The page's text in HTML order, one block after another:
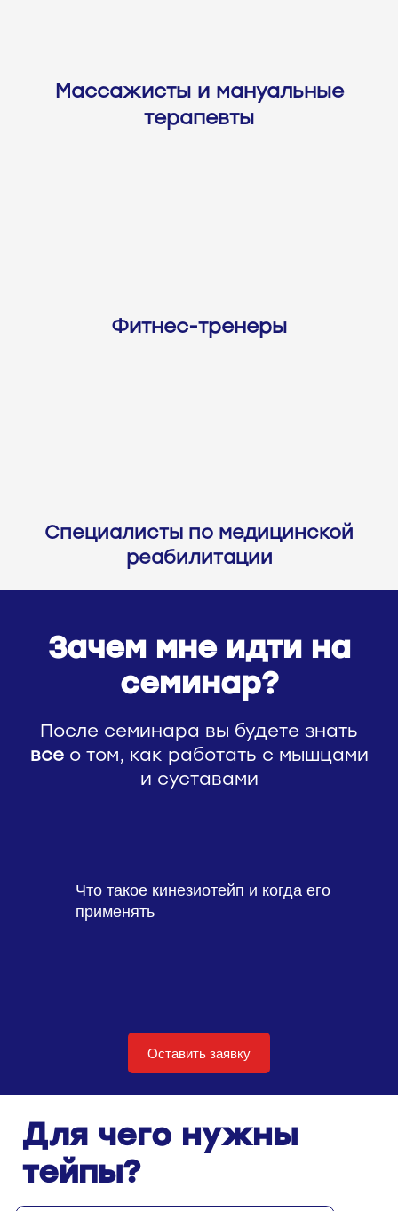
Массажисты и мануальные
терапевты
Фитнес-тренеры
Специалисты по медицинской
реабилитации
Зачем мне идти на
семинар?
После семинара вы будете знать
все о том, как работать с мышцами
и суставами
Что такое кинезиотейп и когда его
применять
Оставить заявку
Для чего нужны
тейпы?